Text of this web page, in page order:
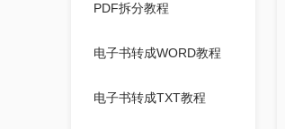
PDF拆分教程
电子书转成WORD教程
电子书转成TXT教程